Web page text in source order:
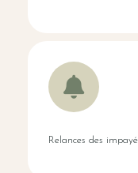
Relances des